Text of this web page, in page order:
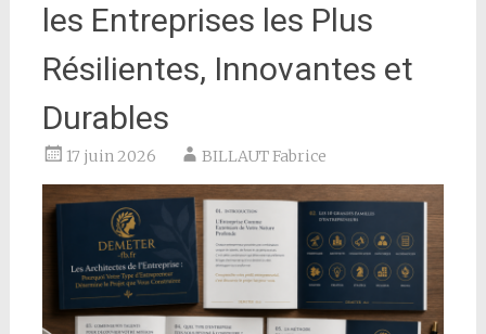
les Entreprises les Plus
Résilientes, Innovantes et
Durables
17 juin 2026 BILLAUT Fabrice